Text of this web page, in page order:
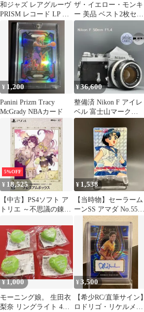
和ジャズ レアグルーヴ
PRISM レコード LP ア
ナログ盤 jazz lp
ザ・イエロー・モンキ
ー 美品 ベスト2枚セッ
ト TRIAD YEARS act
¥ 1,200
Panini Prizm Tracy
McGrady NBAカード
¥36,600
整備済 Nikon F アイレ
ベル 富士山マーク
50mm F1.4 動作OK
5%OFF
¥ 18,525
【中古】PS4ソフト ア
トリエ ～不思議の錬金
プレミアムボックス
¥ 1,538
【当時物】セーラーム
ーンSS アマダ No.552
プリズム マーキュリー
¥1,000
モーニング娘。 生田衣
梨奈 リングライト 4個
¥3,500
【希少RC/直筆サイン】
ロドリゴ・リケルメ